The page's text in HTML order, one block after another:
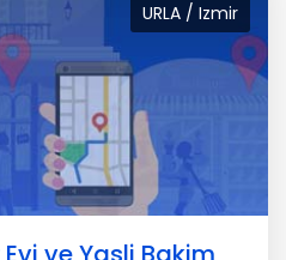
URLA / Izmir